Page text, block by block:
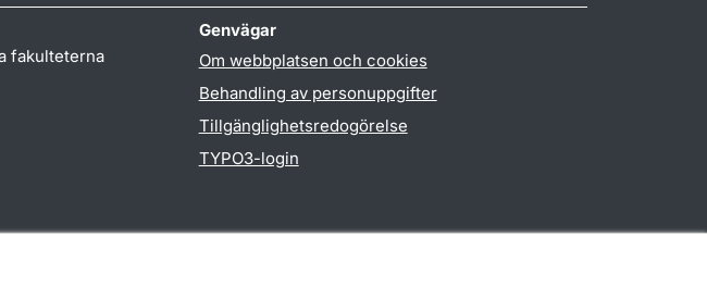
fakulteterna
Genvägar
Om webbplatsen och cookies
Behandling av personuppgifter
Tillgänglighetsredogörelse
TYPO3-login